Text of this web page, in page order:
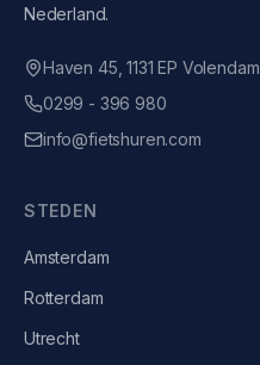
Nederland.
Haven 45, 1131 EP Volendam
0299 - 396 980
info@fietshuren.com
STEDEN
Amsterdam
Rotterdam
Utrecht